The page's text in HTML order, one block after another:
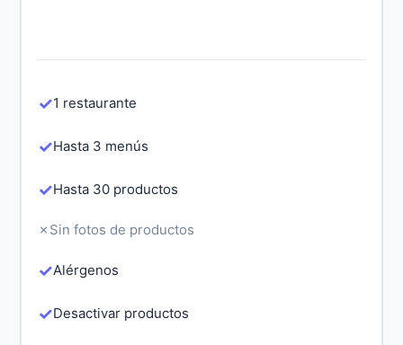
✓1 restaurante
✓Hasta 3 menús
✓Hasta 30 productos
✗ Sin fotos de productos
✓Alérgenos
✓Desactivar productos